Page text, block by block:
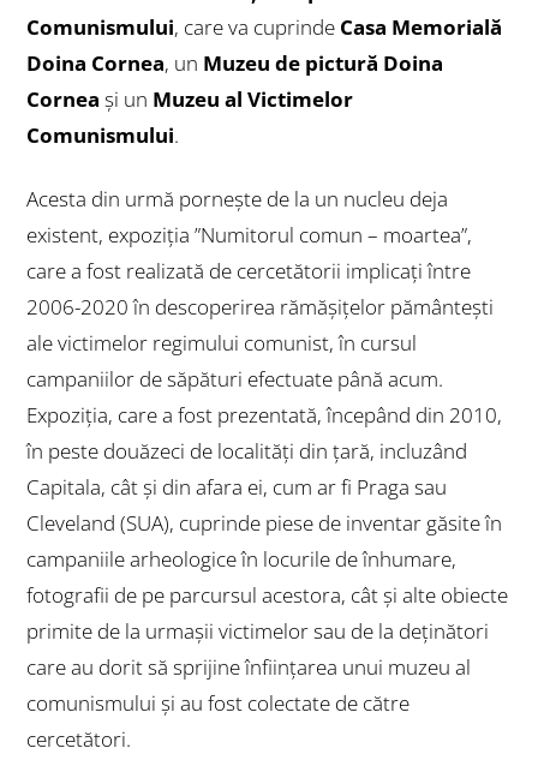
Comunismului, care va cuprinde Casa Memorială
Doina Cornea, un Muzeu de pictură Doina
Cornea şi un Muzeu al Victimelor
Comunismului.
Acesta din urmă pornește de la un nucleu deja
existent, expoziția ”Numitorul comun – moartea”,
care a fost realizată de cercetătorii implicați între
2006-2020 în descoperirea rămăşiţelor pământești
ale victimelor regimului comunist, în cursul
campaniilor de săpături efectuate până acum.
Expoziția, care a fost prezentată, începând din 2010,
în peste douăzeci de localităţi din țară, incluzând
Capitala, cât și din afara ei, cum ar fi Praga sau
Cleveland (SUA), cuprinde piese de inventar găsite în
campaniile arheologice în locurile de înhumare,
fotografii de pe parcursul acestora, cât și alte obiecte
primite de la urmaşii victimelor sau de la deţinători
care au dorit să sprijine înfiinţarea unui muzeu al
comunismului și au fost colectate de către
cercetători.